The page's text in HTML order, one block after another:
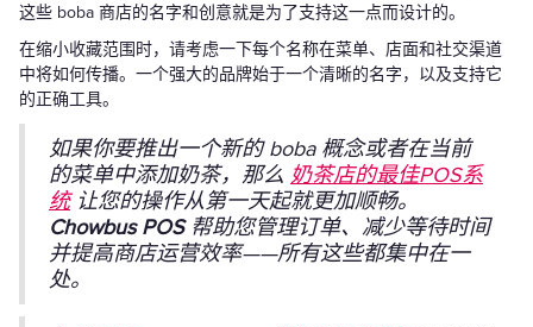
这些 boba 商店的名字和创意就是为了支持这一点而设计的。
在缩小收藏范围时，请考虑一下每个名称在菜单、店面和社交渠道
中将如何传播。一个强大的品牌始于一个清晰的名字，以及支持它
的正确工具。
如果你要推出一个新的 boba 概念或者在当前
的菜单中添加奶茶，那么 奶茶店的最佳POS系
统让您的操作从第一天起就更加顺畅。
Chowbus POS帮助您管理订单、减少等待时间
并提高商店运营效率——所有这些都集中在一
处。